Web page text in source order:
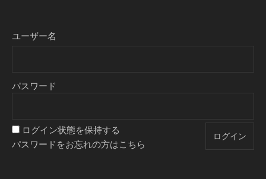
ユーザー名
パスワード
ログイン状態を保持する
パスワードをお忘れの方はこちら